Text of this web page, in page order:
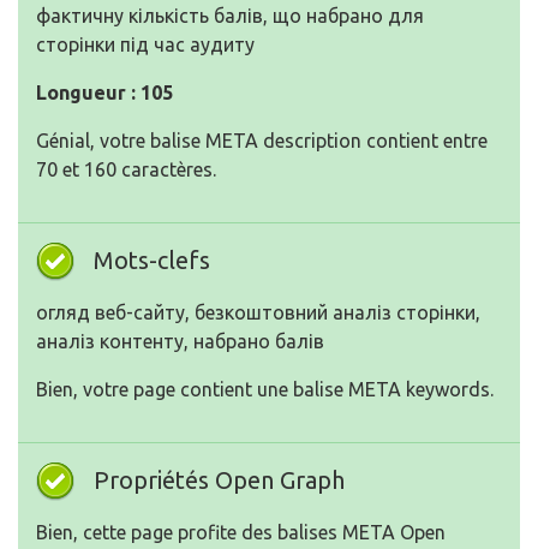
фактичну кількість балів, що набрано для
сторінки під час аудиту
Longueur : 105
Génial, votre balise META description contient entre
70 et 160 caractères.
Mots-clefs
огляд веб-сайту, безкоштовний аналіз сторінки,
аналіз контенту, набрано балів
Bien, votre page contient une balise META keywords.
Propriétés Open Graph
Bien, cette page profite des balises META Open